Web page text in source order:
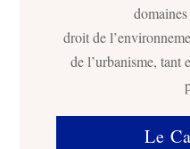
domaines
droit de
de l’urbanisme, tant
Le